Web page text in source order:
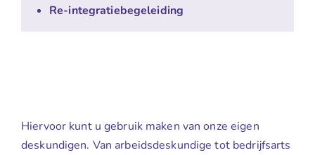
Re-integratiebegeleiding
Hiervoor kunt u gebruik maken van onze eigen
deskundigen. Van arbeidsdeskundige tot bedrijfsarts